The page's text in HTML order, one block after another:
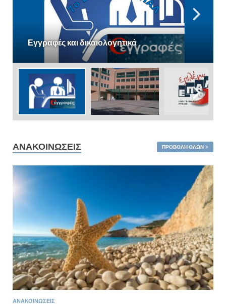
Εγγραφές και δικαιολογητικά
ΑΝΑΚΟΙΝΏΣΕΙΣ ΠΡΟΒΟΛΉ ΌΛΩΝ
ΑΝΑΚΟΙΝΏΣΕΙΣ